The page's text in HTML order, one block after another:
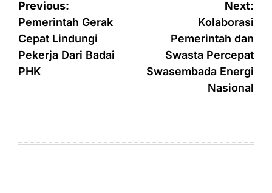
Post
navigation
Previous:
Pemerintah Gerak
Cepat Lindungi
Pekerja Dari Badai
PHK
Next:
Kolaborasi
Pemerintah dan
Swasta Percepat
Swasembada Energi
Nasional